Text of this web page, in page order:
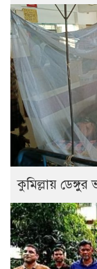
কুমিল্লায়